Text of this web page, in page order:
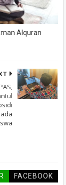
Alquran
FACEBOOK